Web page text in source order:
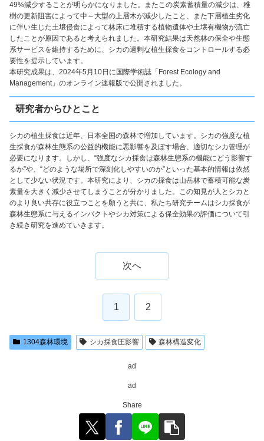
49%減少することが明らかになりました。またこの炭素蓄積量の減少は、稚
樹の更新阻害によって中～大型の上層木が減少したこと、また下層植生劣化
に伴い生じた土壌侵食によって林床に堆積する植物遺体や土壌有機物が流亡
したことが原因であると考えられました。本研究結果は天然林の保全や生態
系サービスを維持するために、シカの過剰な植生採食をコントロールする必
要性を提示しています。
本研究成果は、2024年5月10日に国際学術誌「Forest Ecology and
Management」のオンライン速報版で公開されました。
研究者からひとこと
シカの植生採食は近年、日本全国の森林で増加しています。シカの強度な植
生採食が森林生態系の公益的機能に悪影響を及ぼす場合、適切なシカ管理が
必要になります。しかし、“強度なシカ採食は森林生態系の機能にどう影響す
るか”や、“どのような場所で深刻化しやすいのか”といった基本的情報は依然
として少ない状況です。本研究により、シカの採食は山岳林で蓄積可能な炭
素量を大きく減少させてしまうことが分かりました。この知見が人とシカと
のより良い共存に役立つことを願うと共に、私たち研究チームはシカ採食が
森林生態系に与えるインパクトやシカ対策による保全効果の評価について引
き続き研究を進めていきます。
次へ
1 2
1304森林環境 シカ採食圧影響 森林構造変化
ad
ad
Share